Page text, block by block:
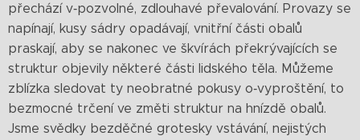
přechází v‑pozvolné, zdlouhavé převalování. Provazy se
napínají, kusy sádry opadávají, vnitřní části obalů
praskají, aby se nakonec ve škvírách překrývajících se
struktur objevily některé části lidského těla. Můžeme
zblízka sledovat ty neobratné pokusy o‑vyproštění, to
bezmocné trčení ve změti struktur na hnízdě obalů.
Jsme svědky bezděčné grotesky vstávání, nejistých